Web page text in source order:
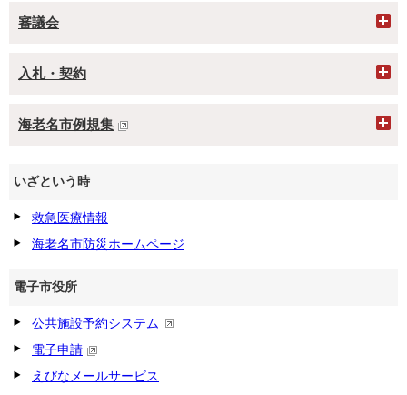
審議会
入札・契約
海老名市例規集
いざという時
救急医療情報
海老名市防災ホームページ
電子市役所
公共施設予約システム
電子申請
えびなメールサービス